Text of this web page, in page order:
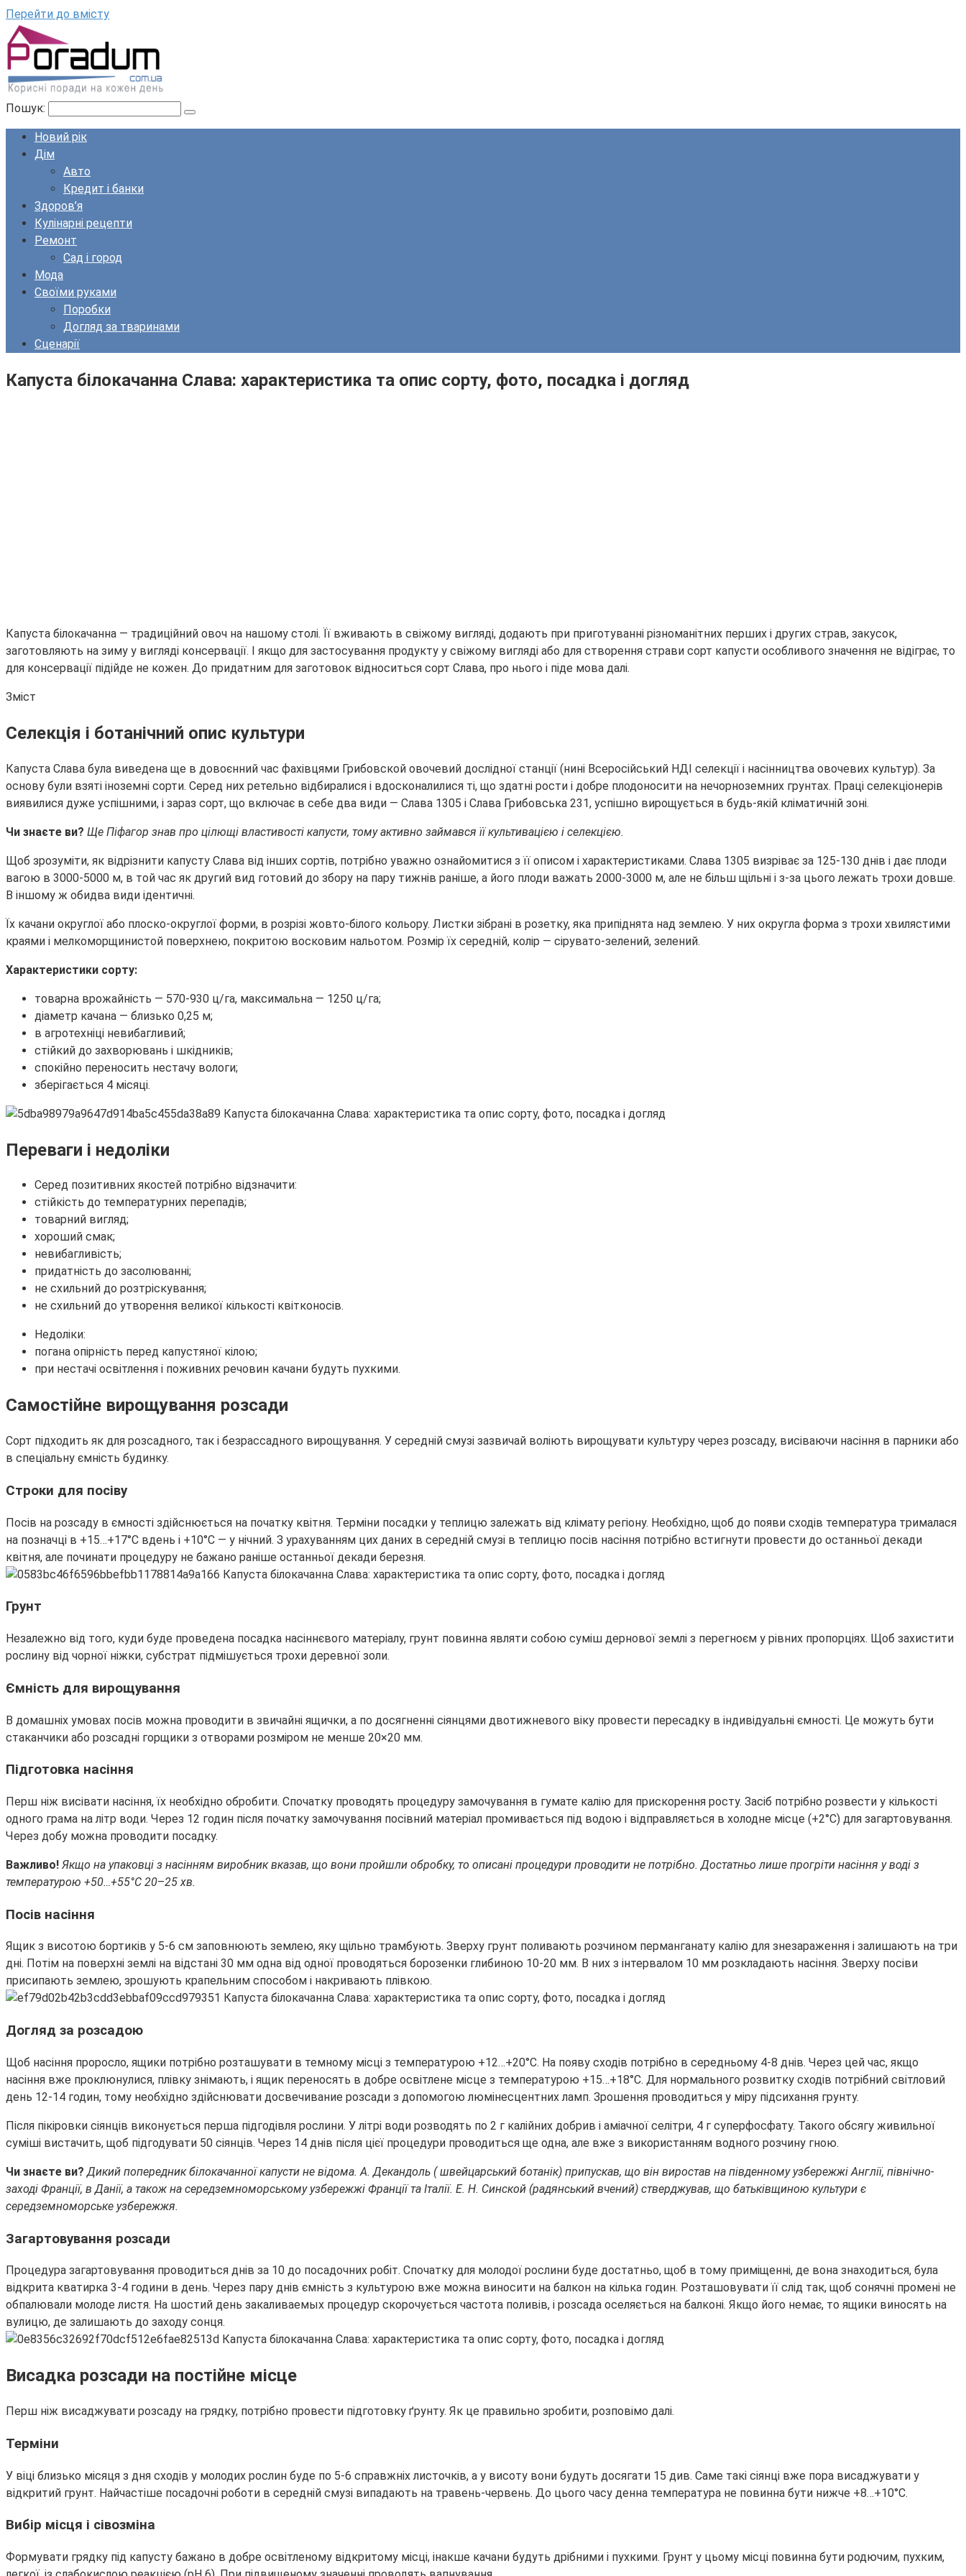
Перейти до вмісту
Пошук:
Новий рік
Дім
Авто
Кредит і банки
Здоров’я
Кулінарні рецепти
Ремонт
Сад і город
Мода
Своїми руками
Поробки
Догляд за тваринами
Сценарії
Капуста білокачанна Слава: характеристика та опис сорту, фото, посадка і догляд
Капуста білокачанна — традиційний овоч на нашому столі. Її вживають в свіжому вигляді, додають при приготуванні різноманітних перших і других страв, закусок,
заготовляють на зиму у вигляді консервації. І якщо для застосування продукту у свіжому вигляді або для створення страви сорт капусти особливого значення не відіграє, то
для консервації підійде не кожен. До придатним для заготовок відноситься сорт Слава, про нього і піде мова далі.
Зміст
Селекція і ботанічний опис культури
Капуста Слава була виведена ще в довоєнний час фахівцями Грибовской овочевий дослідної станції (нині Всеросійський НДІ селекції і насінництва овочевих культур). За
основу були взяті іноземні сорти. Серед них ретельно відбиралися і вдосконалилися ті, що здатні рости і добре плодоносити на нечорноземних грунтах. Праці селекціонерів
виявилися дуже успішними, і зараз сорт, що включає в себе два види — Слава 1305 і Слава Грибовська 231, успішно вирощується в будь-якій кліматичній зоні.
Чи знаєте ви? Ще Піфагор знав про цілющі властивості капусти, тому активно займався її культивацією і селекцією.
Щоб зрозуміти, як відрізнити капусту Слава від інших сортів, потрібно уважно ознайомитися з її описом і характеристиками. Слава 1305 визріває за 125-130 днів і дає плоди
вагою в 3000-5000 м, в той час як другий вид готовий до збору на пару тижнів раніше, а його плоди важать 2000-3000 м, але не більш щільні і з-за цього лежать трохи довше.
В іншому ж обидва види ідентичні.
Їх качани округлої або плоско-округлої форми, в розрізі жовто-білого кольору. Листки зібрані в розетку, яка припіднята над землею. У них округла форма з трохи хвилястими
краями і мелкоморщинистой поверхнею, покритою восковим нальотом. Розмір їх середній, колір — сірувато-зелений, зелений.
Характеристики сорту:
товарна врожайність — 570-930 ц/га, максимальна — 1250 ц/га;
діаметр качана — близько 0,25 м;
в агротехніці невибагливий;
стійкий до захворювань і шкідників;
спокійно переносить нестачу вологи;
зберігається 4 місяці.
Переваги і недоліки
Серед позитивних якостей потрібно відзначити:
стійкість до температурних перепадів;
товарний вигляд;
хороший смак;
невибагливість;
придатність до засолюванні;
не схильний до розтріскування;
не схильний до утворення великої кількості квітконосів.
Недоліки:
погана опірність перед капустяної кілою;
при нестачі освітлення і поживних речовин качани будуть пухкими.
Самостійне вирощування розсади
Сорт підходить як для розсадного, так і безрассадного вирощування. У середній смузі зазвичай воліють вирощувати культуру через розсаду, висіваючи насіння в парники або
в спеціальну ємність будинку.
Строки для посіву
Посів на розсаду в ємності здійснюється на початку квітня. Терміни посадки у теплицю залежать від клімату регіону. Необхідно, щоб до появи сходів температура трималася
на позначці в +15…+17°С вдень і +10°С — у нічний. З урахуванням цих даних в середній смузі в теплицю посів насіння потрібно встигнути провести до останньої декади
квітня, але починати процедуру не бажано раніше останньої декади березня.
Грунт
Незалежно від того, куди буде проведена посадка насіннєвого матеріалу, грунт повинна являти собою суміш дернової землі з перегноєм у рівних пропорціях. Щоб захистити
рослину від чорної ніжки, субстрат підмішується трохи деревної золи.
Ємність для вирощування
В домашніх умовах посів можна проводити в звичайні ящички, а по досягненні сіянцями двотижневого віку провести пересадку в індивідуальні ємності. Це можуть бути
стаканчики або розсадні горщики з отворами розміром не менше 20×20 мм.
Підготовка насіння
Перш ніж висівати насіння, їх необхідно обробити. Спочатку проводять процедуру замочування в гумате калію для прискорення росту. Засіб потрібно розвести у кількості
одного грама на літр води. Через 12 годин після початку замочування посівний матеріал промивається під водою і відправляється в холодне місце (+2°С) для загартовування.
Через добу можна проводити посадку.
Важливо! Якщо на упаковці з насінням виробник вказав, що вони пройшли обробку, то описані процедури проводити не потрібно. Достатньо лише прогріти насіння у воді з
температурою +50…+55°С 20–25 хв.
Посів насіння
Ящик з висотою бортиків у 5-6 см заповнюють землею, яку щільно трамбують. Зверху грунт поливають розчином перманганату калію для знезараження і залишають на три
дні. Потім на поверхні землі на відстані 30 мм одна від одної проводяться борозенки глибиною 10-20 мм. В них з інтервалом 10 мм розкладають насіння. Зверху посіви
присипають землею, зрошують крапельним способом і накривають плівкою.
Догляд за розсадою
Щоб насіння проросло, ящики потрібно розташувати в темному місці з температурою +12…+20°С. На появу сходів потрібно в середньому 4-8 днів. Через цей час, якщо
насіння вже проклюнулися, плівку знімають, і ящик переносять в добре освітлене місце з температурою +15…+18°С. Для нормального розвитку сходів потрібний світловий
день 12-14 годин, тому необхідно здійснювати досвечивание розсади з допомогою люмінесцентних ламп. Зрошення проводиться у міру підсихання грунту.
Після пікіровки сіянців виконується перша підгодівля рослини. У літрі води розводять по 2 г калійних добрив і аміачної селітри, 4 г суперфосфату. Такого обсягу живильної
суміші вистачить, щоб підгодувати 50 сіянців. Через 14 днів після цієї процедури проводиться ще одна, але вже з використанням водного розчину гною.
Чи знаєте ви?Дикий попередник білокачанної капусти не відома.А.Декандоль ( швейцарський ботанік) припускав, що він виростав на південному узбережжі Англії, північно-
заході Франції, в Данії, а також на середземноморському узбережжі Франції та Італії. Е. Н. Синской (радянський вчений) стверджував, що батьківщиною культури є
середземноморське узбережжя.
Загартовування розсади
Процедура загартовування проводиться днів за 10 до посадочних робіт. Спочатку для молодої рослини буде достатньо, щоб в тому приміщенні, де вона знаходиться, була
відкрита кватирка 3-4 години в день. Через пару днів ємність з культурою вже можна виносити на балкон на кілька годин. Розташовувати її слід так, щоб сонячні промені не
обпалювали молоде листя. На шостий день закаливаемых процедур скорочується частота поливів, і розсада оселяється на балконі. Якщо його немає, то ящики виносять на
вулицю, де залишають до заходу сонця.
Висадка розсади на постійне місце
Перш ніж висаджувати розсаду на грядку, потрібно провести підготовку ґрунту. Як це правильно зробити, розповімо далі.
Терміни
У віці близько місяця з дня сходів у молодих рослин буде по 5-6 справжніх листочків, а у висоту вони будуть досягати 15 див. Саме такі сіянці вже пора висаджувати у
відкритий грунт. Найчастіше посадочні роботи в середній смузі випадають на травень-червень. До цього часу денна температура не повинна бути нижче +8…+10°С.
Вибір місця і сівозміна
Формувати грядку під капусту бажано в добре освітленому відкритому місці, інакше качани будуть дрібними і пухкими. Грунт у цьому місці повинна бути родючим, пухким,